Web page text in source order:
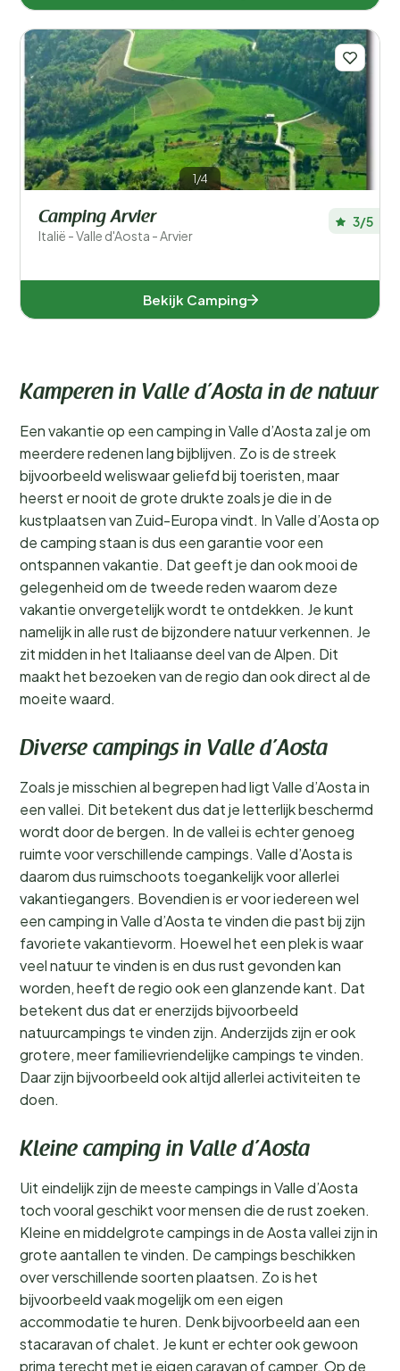
1/4
Camping Arvier
Italië - Valle d'Aosta - Arvier
3/5
Bekijk Camping
Kamperen in Valle d’Aosta in de natuur
Een vakantie op een camping in Valle d’Aosta zal je om
meerdere redenen lang bijblijven. Zo is de streek
bijvoorbeeld weliswaar geliefd bij toeristen, maar
heerst er nooit de grote drukte zoals je die in de
kustplaatsen van Zuid-Europa vindt. In Valle d’Aosta op
de camping staan is dus een garantie voor een
ontspannen vakantie. Dat geeft je dan ook mooi de
gelegenheid om de tweede reden waarom deze
vakantie onvergetelijk wordt te ontdekken. Je kunt
namelijk in alle rust de bijzondere natuur verkennen. Je
zit midden in het Italiaanse deel van de Alpen. Dit
maakt het bezoeken van de regio dan ook direct al de
moeite waard.
Diverse campings in Valle d’Aosta
Zoals je misschien al begrepen had ligt Valle d’Aosta in
een vallei. Dit betekent dus dat je letterlijk beschermd
wordt door de bergen. In de vallei is echter genoeg
ruimte voor verschillende campings. Valle d’Aosta is
daarom dus ruimschoots toegankelijk voor allerlei
vakantiegangers. Bovendien is er voor iedereen wel
een camping in Valle d’Aosta te vinden die past bij zijn
favoriete vakantievorm. Hoewel het een plek is waar
veel natuur te vinden is en dus rust gevonden kan
worden, heeft de regio ook een glanzende kant. Dat
betekent dus dat er enerzijds bijvoorbeeld
natuurcampings te vinden zijn. Anderzijds zijn er ook
grotere, meer familievriendelijke campings te vinden.
Daar zijn bijvoorbeeld ook altijd allerlei activiteiten te
doen.
Kleine camping in Valle d’Aosta
Uit eindelijk zijn de meeste campings in Valle d’Aosta
toch vooral geschikt voor mensen die de rust zoeken.
Kleine en middelgrote campings in de Aosta vallei zijn in
grote aantallen te vinden. De campings beschikken
over verschillende soorten plaatsen. Zo is het
bijvoorbeeld vaak mogelijk om een eigen
accommodatie te huren. Denk bijvoorbeeld aan een
stacaravan of chalet. Je kunt er echter ook gewoon
prima terecht met je eigen caravan of camper. Op de